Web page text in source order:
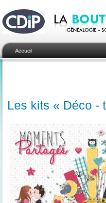
Accueil
Les kits « Déco -